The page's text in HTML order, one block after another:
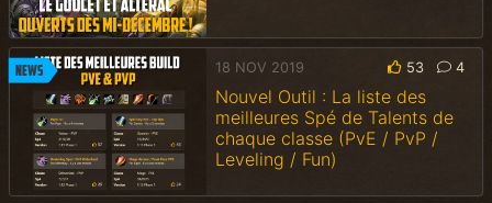
News 18 NOV 2019 53 4
Nouvel Outil : La liste des
meilleures Spé de Talents de
chaque classe (PvE / PvP /
Leveling / Fun)